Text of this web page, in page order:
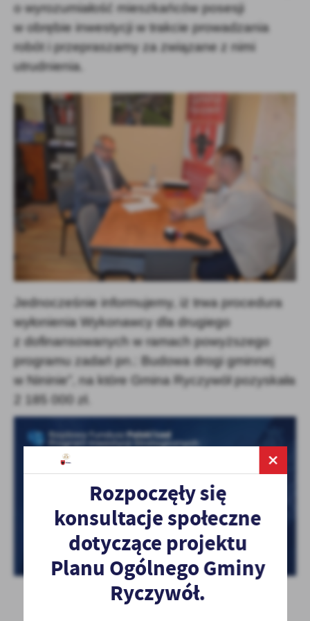
o wyrozumiałość mieszkańców posesji
w obrębie inwestycji w trakcie prowadzania
robót i przepraszamy za związane z nimi
utrudnienia.
Jednocześnie informujemy, iż trwa procedura
wyłonienia Wykonawcy dla drugiego
z dofinansowanych w ramach powyższego
programu zadań pn.: Budowa drogi gminnej
w Nininie”, na które Gmina Ryczywół pozyskała
2 185 000 zł.
Rozpoczęły się
konsultacje społeczne
dotyczące projektu
Planu Ogólnego Gminy
Ryczywół.